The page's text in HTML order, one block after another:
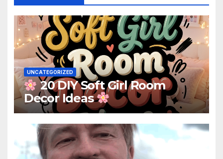
UNCATEGORIZED
20 DIY Soft Girl Room
Decor Ideas